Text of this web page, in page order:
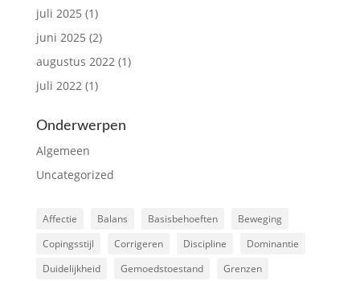
juli 2025 (1)
juni 2025 (2)
augustus 2022(1)
juli 2022(1)
Onderwerpen
Algemeen
Uncategorized
Affectie Balans Basisbehoeften
Beweging
Copingsstijl
Corrigeren Discipline
Dominantie
Duidelijkheid
Gemoedstoestand
Grenzen